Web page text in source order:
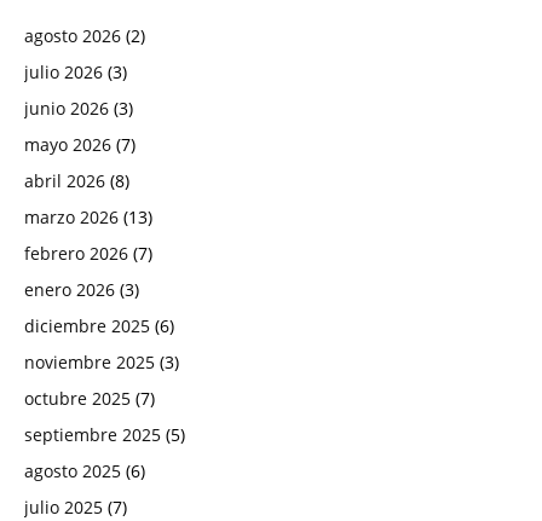
agosto 2026 (2)
julio 2026 (3)
junio 2026 (3)
mayo 2026 (7)
abril 2026 (8)
marzo 2026 (13)
febrero 2026 (7)
enero 2026 (3)
diciembre 2025 (6)
noviembre 2025 (3)
octubre 2025 (7)
septiembre 2025 (5)
agosto 2025 (6)
julio 2025 (7)